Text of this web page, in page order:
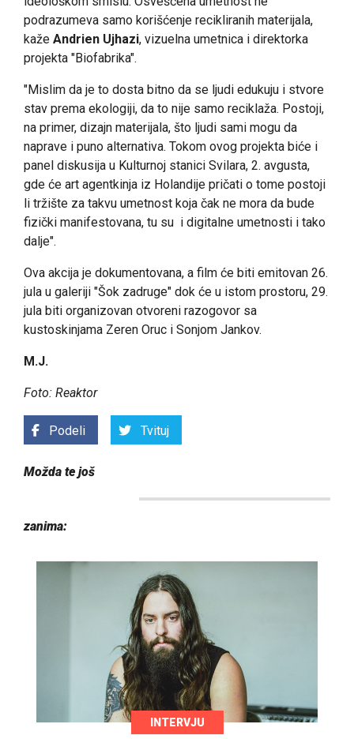
podrazumeva samo korišćenje recikliranih materijala,
kaže Andrien Ujhazi, vizuelna umetnica i direktorka
projekta "Biofabrika".
"Mislim da je to dosta bitno da se ljudi edukuju i stvore
stav prema ekologiji, da to nije samo reciklaža. Postoji,
na primer, dizajn materijala, što ljudi sami mogu da
naprave i puno alternativa. Tokom ovog projekta biće i
panel diskusija u Kulturnoj stanici Svilara, 2. avgusta,
gde će art agentkinja iz Holandije pričati o tome postoji
li tržište za takvu umetnost koja čak ne mora da bude
fizički manifestovana, tu su i digitalne umetnosti i tako
dalje".
Ova akcija je dokumentovana, a film će biti emitovan 26.
jula u galeriji "Šok zadruge" dok će u istom prostoru, 29.
jula biti organizovan otvoreni razogovor sa
kustoskinjama Zeren Oruc i Sonjom Jankov.
M.J.
Foto: Reaktor
Podeli Tvituj
Možda te još
zanima:
INTERVJU